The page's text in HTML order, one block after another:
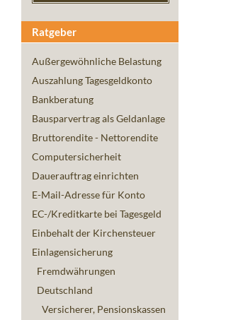
Ratgeber
Außergewöhnliche Belastung
Auszahlung Tagesgeldkonto
Bankberatung
Bausparvertrag als Geldanlage
Bruttorendite - Nettorendite
Computersicherheit
Dauerauftrag einrichten
E-Mail-Adresse für Konto
EC-/Kreditkarte bei Tagesgeld
Einbehalt der Kirchensteuer
Einlagensicherung
Fremdwährungen
Deutschland
Versicherer, Pensionskassen